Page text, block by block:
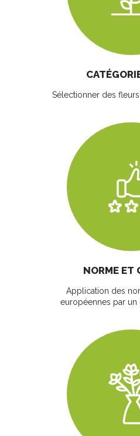
Sélectionner des fleurs
NORME ET
Application des
européennes par